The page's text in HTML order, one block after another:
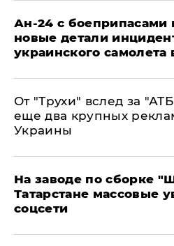
Ан-24 с боеприпасами
новые детали
украинского самолета
От "Трухи" вслед за
еще два крупных
Украины
На заводе по сборке
Татарстане массовые
соцсети